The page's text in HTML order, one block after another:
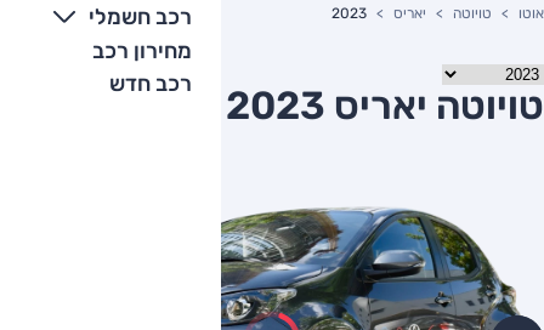
רכב חשמלי
מחירון רכב
רכב חדש
אוטו טויוטה יאריס 2023
טויוטה יאריס 2023 יד שניה